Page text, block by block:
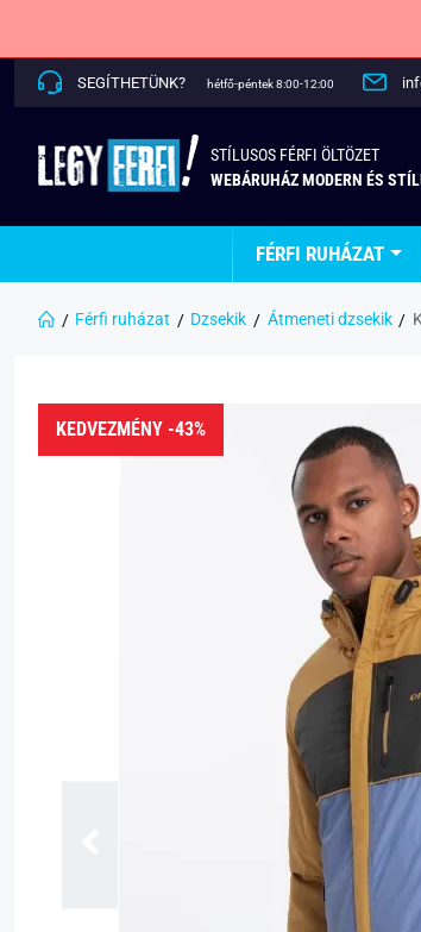
SEGÍTHETÜNK? hétfő-péntek 8:00-12:00
STÍLUSOS FÉRFI ÖLTÖZET
WEBÁRUHÁZ MODERN ÉS
FÉRFI RUHÁZAT
Férfi ruházat Dzsekik Átmeneti dzsekik
KEDVEZMÉNY -43%